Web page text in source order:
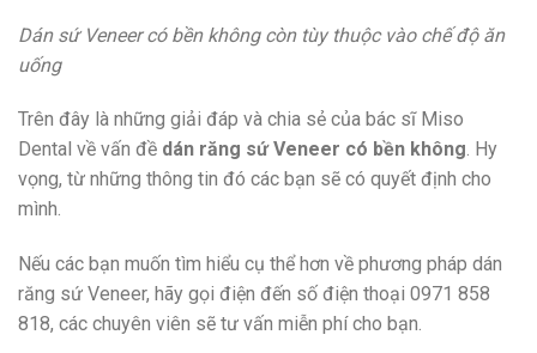
Dán sứ Veneer có bền không còn tùy thuộc vào chế độ ăn
uống
Trên đây là những giải đáp và chia sẻ của bác sĩ Miso
Dental về vấn đề dán răng sứ Veneer có bền không. Hy
vọng, từ những thông tin đó các bạn sẽ có quyết định cho
mình.
Nếu các bạn muốn tìm hiểu cụ thể hơn về phương pháp dán
răng sứ Veneer, hãy gọi điện đến số điện thoại 0971 858
818, các chuyên viên sẽ tư vấn miễn phí cho bạn.